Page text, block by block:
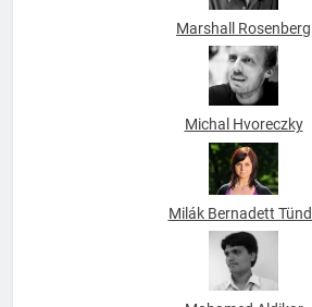
Marshall Rosenberg
Michal Hvoreczky
Milák Bernadett Tünde